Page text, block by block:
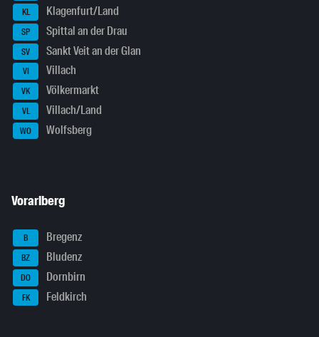
KL Klagenfurt/Land
SP Spittal an der Drau
SV Sankt Veit an der Glan
VI Villach
VK Völkermarkt
VL Villach/Land
WO Wolfsberg
Vorarlberg
B Bregenz
BZ Bludenz
DO Dornbirn
FK Feldkirch